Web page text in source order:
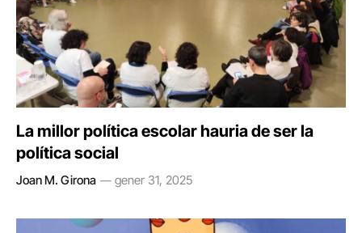
La millor política escolar hauria de ser la
política social
Joan M. Girona gener 31, 2025